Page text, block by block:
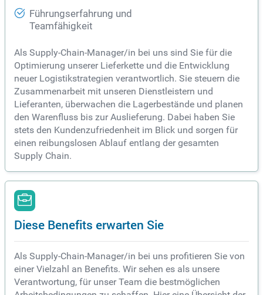
Führungserfahrung und
Teamfähigkeit
Als Supply-Chain-Manager/in bei uns sind Sie für die
Optimierung unserer Lieferkette und die Entwicklung
neuer Logistikstrategien verantwortlich. Sie steuern die
Zusammenarbeit mit unseren Dienstleistern und
Lieferanten, überwachen die Lagerbestände und planen
den Warenfluss bis zur Auslieferung. Dabei haben Sie
stets den Kundenzufriedenheit im Blick und sorgen für
einen reibungslosen Ablauf entlang der gesamten
Supply Chain.
Diese Benefits erwarten Sie
Als Supply-Chain-Manager/in bei uns profitieren Sie von
einer Vielzahl an Benefits. Wir sehen es als unsere
Verantwortung, für unser Team die bestmöglichen